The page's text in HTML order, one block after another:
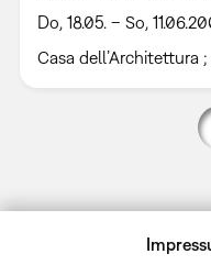
Do, 18.05. – So,
Casa dell’Architettura